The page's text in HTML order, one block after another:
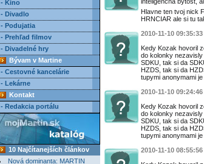
- Kino
- Divadlo
- Podujatia
- Prehľad filmov
- Divadelné hry
Bývam v Martine
- Cestovné kancelárie
- Lekárne
Kontakt
- Redakcia portálu
10 Najčítanejších článkov
Nová dominanta: MARTIN
Hlavne ten tvoj nick
HRNCIAR ale si tu
2010-11-10 09:35:33
Kedy Kozak hovoril
do kolonky nezavisly
SDKU, tak si da
HZDS, tak si da
tupymi anonymami
2010-11-10 09:24:46
Kedy Kozak hovoril
do kolonky nezavisly
SDKU, tak si da
HZDS, tak si da
tupymi anonymami
2010-11-10 08:55:56